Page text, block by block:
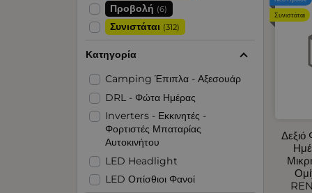
Συνιστάται
Προβολή (6)
Συνιστάται (312)
Κατηγορία
Camping Έπιπλα - Αξεσουάρ
DRL - Φώτα Ημέρας
Inverters - Εκκινητές -
Φορτιστές Μπαταρίας
Αυτοκινήτου
LED Headlight
LED Οπίσθιοι Φανοί